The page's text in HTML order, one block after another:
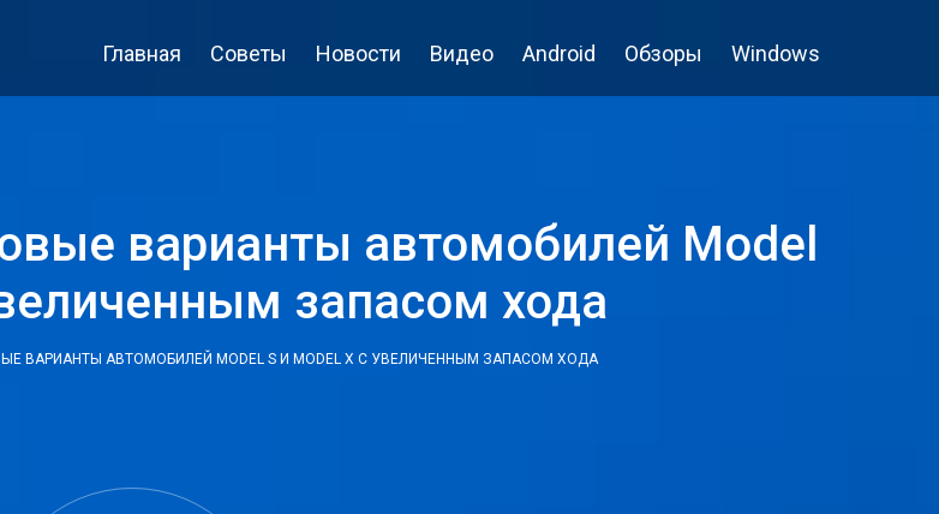
Главная Советы Новости Видео Android Обзоры Windows
варианты автомобилей Model
запасом хода
ВАРИАНТЫ АВТОМОБИЛЕЙ MODEL S И MODEL X С УВЕЛИЧЕННЫМ ЗАПАСОМ ХОДА